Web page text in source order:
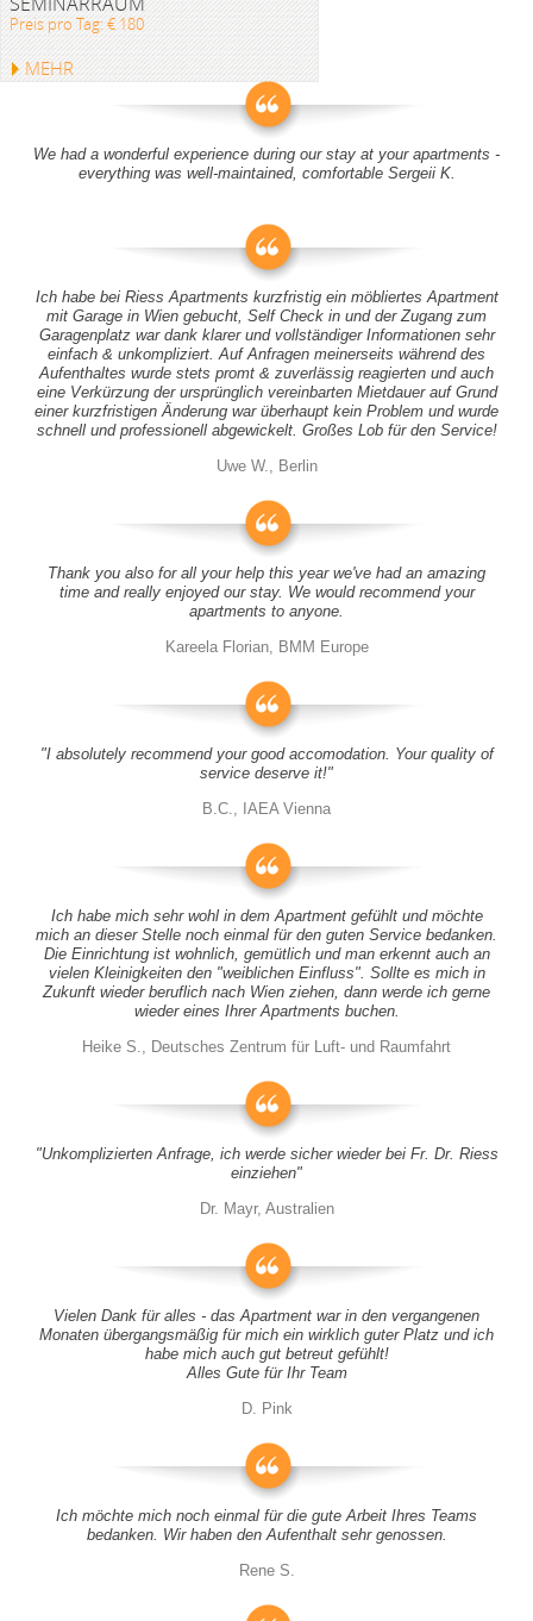
Preis pro Tag: € 180
MEHR
We had a wonderful experience during our stay at your apartments -
everything was well-maintained, comfortable Sergeii K.
Ich habe bei Riess Apartments kurzfristig ein möbliertes Apartment
mit Garage in Wien gebucht, Self Check in und der Zugang zum
Garagenplatz war dank klarer und vollständiger Informationen sehr
einfach & unkompliziert. Auf Anfragen meinerseits während des
Aufenthaltes wurde stets promt & zuverlässig reagierten und auch
eine Verkürzung der ursprünglich vereinbarten Mietdauer auf Grund
einer kurzfristigen Änderung war überhaupt kein Problem und wurde
schnell und professionell abgewickelt. Großes Lob für den Service!
Uwe W., Berlin
Thank you also for all your help this year we've had an amazing
time and really enjoyed our stay. We would recommend your
apartments to anyone.
Kareela Florian, BMM Europe
"I absolutely recommend your good accomodation. Your quality of
service deserve it!"
B.C., IAEA Vienna
Ich habe mich sehr wohl in dem Apartment gefühlt und möchte
mich an dieser Stelle noch einmal für den guten Service bedanken.
Die Einrichtung ist wohnlich, gemütlich und man erkennt auch an
vielen Kleinigkeiten den "weiblichen Einfluss". Sollte es mich in
Zukunft wieder beruflich nach Wien ziehen, dann werde ich gerne
wieder eines Ihrer Apartments buchen.
Heike S., Deutsches Zentrum für Luft- und Raumfahrt
"Unkomplizierten Anfrage, ich werde sicher wieder bei Fr. Dr. Riess
einziehen"
Dr. Mayr, Australien
Vielen Dank für alles - das Apartment war in den vergangenen
Monaten übergangsmäßig für mich ein wirklich guter Platz und ich
habe mich auch gut betreut gefühlt!
Alles Gute für Ihr Team
D. Pink
Ich möchte mich noch einmal für die gute Arbeit Ihres Teams
bedanken. Wir haben den Aufenthalt sehr genossen.
Rene S.